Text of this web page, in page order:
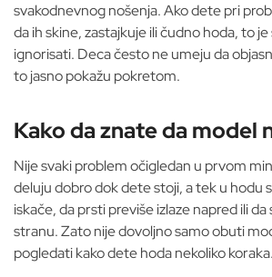
svakodnevnog nošenja. Ako dete pri
da ih skine, zastajkuje ili čudno hoda, to
ignorisati. Deca često ne umeju da
to jasno pokažu pokretom.
Kako da znate da model
Nije svaki problem očigledan u prvom
deluju dobro dok dete stoji, a tek u hodu
iskače, da prsti previše izlaze napred ili
stranu. Zato nije dovoljno samo obuti
pogledati kako dete hoda nekoliko koraka.